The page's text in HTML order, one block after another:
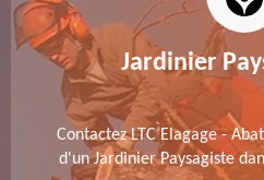
Jardinier
Contactez LTC Elagage - Abattage si vous
d'un Jardinier Paysagiste